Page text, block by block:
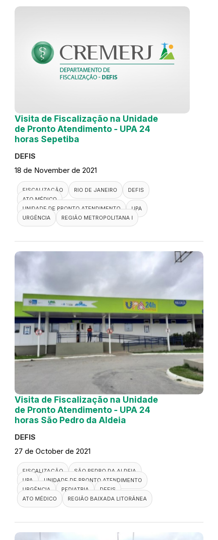
Visita de Fiscalização na Unidade
de Pronto Atendimento - UPA 24
horas Sepetiba
DEFIS
18 de November de 2021
FISCALIZAÇÃO RIO DE JANEIRO
DEFIS
ATO MÉDICO
UNIDADE DE PRONTO ATENDIMENTO
UPA
URGÊNCIA
REGIÃO METROPOLITANA I
Visita de Fiscalização na Unidade
de Pronto Atendimento - UPA 24
horas São Pedro da Aldeia
DEFIS
27 de October de 2021
FISCALIZAÇÃO
SÃO PEDRO DA ALDEIA
UPA
UNIDADE DE PRONTO ATENDIMENTO
URGÊNCIA
PEDIATRIA
DEFIS
ATO MÉDICO
REGIÃO BAIXADA LITORÂNEA